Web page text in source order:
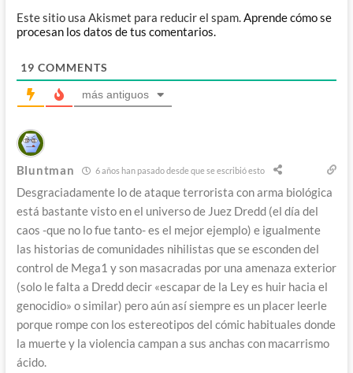
Este sitio usa Akismet para reducir el spam.Aprende cómo se
procesan los datos de tus comentarios.
19 COMMENTS
más antiguos
Bluntman 6 años han pasado desde que se escribió esto
Desgraciadamente lo de ataque terrorista con arma biológica
está bastante visto en el universo de Juez Dredd (el día del
caos -que no lo fue tanto- es el mejor ejemplo) e igualmente
las historias de comunidades nihilistas que se esconden del
control de Mega1 y son masacradas por una amenaza exterior
(solo le falta a Dredd decir «escapar de la Ley es huir hacia el
genocidio» o similar) pero aún así siempre es un placer leerle
porque rompe con los estereotipos del cómic habituales donde
la muerte y la violencia campan a sus anchas con macarrismo
ácido.